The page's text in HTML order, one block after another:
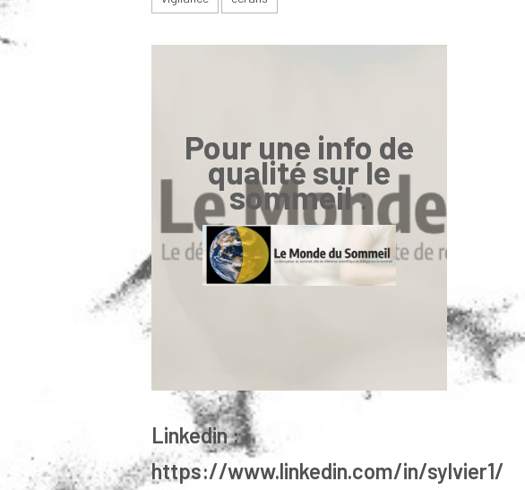
Pour une info de
qualité sur le
sommeil:
Linkedin :
https://www.linkedin.com/in/sylvier1/